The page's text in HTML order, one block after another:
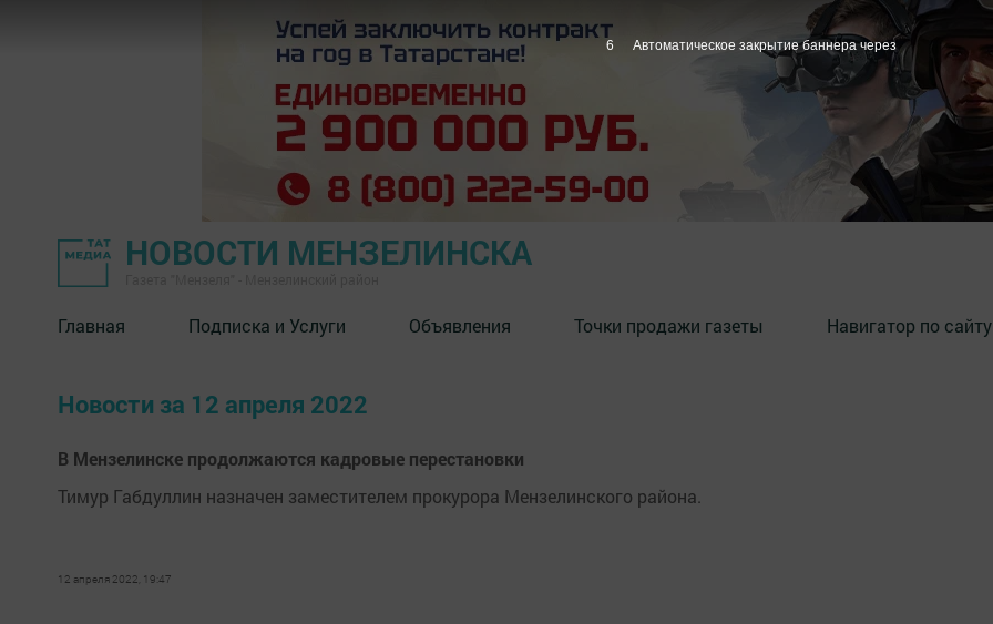
НОВОСТИ МЕНЗЕЛИНСКА
Главная Подписка и Услуги Объявления Точки продажи газеты Навигатор по сайту
Новости за 12 апреля 2022
В Мензелинске продолжаются кадровые перестановки
Тимур Габдуллин назначен заместителем прокурора Мензелинского района.
12 апреля 2022, 19:47
5 Автоматическое закрытие баннера через